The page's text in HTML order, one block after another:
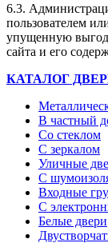
6.3.
пользователем
упущенную
сайта и его
КАТАЛОГ
В частный
Со стеклом
С зеркалом
Уличные
С
Входные
С
Белые двери